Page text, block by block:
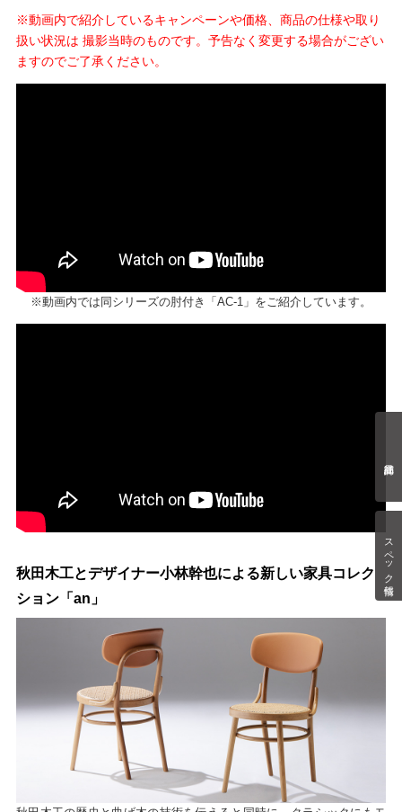
スペック情報
※動画内で紹介しているキャンペーンや価格、商品の仕様や取り
扱い状況は 撮影当時のものです。予告なく変更する場合がござい
ますのでご了承ください。
※動画内では同シリーズの肘付き「AC-1」をご紹介しています。
秋田木工とデザイナー小林幹也による新しい家具コレク
ション「an」